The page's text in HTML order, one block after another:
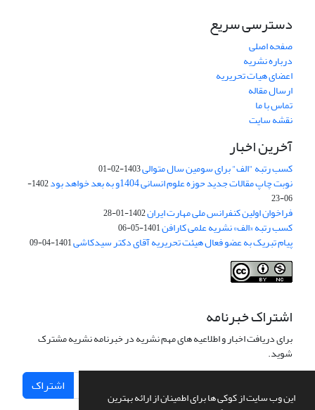
این وب سایت از کوکی ها برای اطمینان از ارائه بهترین
دسترسی سریع
صفحه اصلی
درباره نشریه
اعضای هیات تحریریه
ارسال مقاله
تماس با ما
نقشه سایت
آخرین اخبار
کسب رتبه "الف" برای سومین سال متوالی1403-02-01
نوبت چاپ مقالات جدید حوزه علوم انسانی 1404و به بعد خواهد بود
1402-
06-23
فراخوان اولین کنفرانس ملی مهارت ایران1402-01-28
کسب رتبه «الف» نشریه علمی کارافن1401-05-06
پیام تبریک به عضو فعال هیئت تحریریه آقای دکتر سیدکاشی1401-04-09
اشتراک خبرنامه
برای دریافت اخبار و اطلاعیه های مهم نشریه در خبرنامه نشریه مشترک
شوید.
اشتراک